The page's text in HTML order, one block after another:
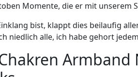
Momente, die er mit unserem
bist, klappt dies beilaufig
niedlich alle, ich habe gehort